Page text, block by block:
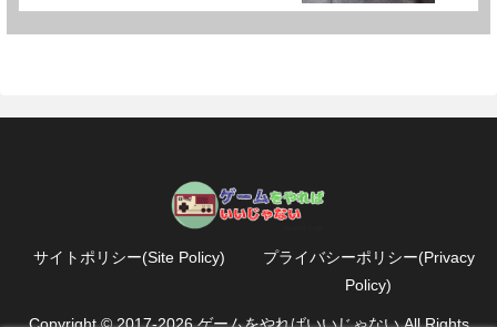
サイトポリシー(Site Policy)
プライバシーポリシー(Privacy
Policy)